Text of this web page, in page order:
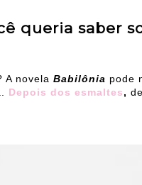
queria saber
A novela Babilônia pode
Depois dos esmaltes,